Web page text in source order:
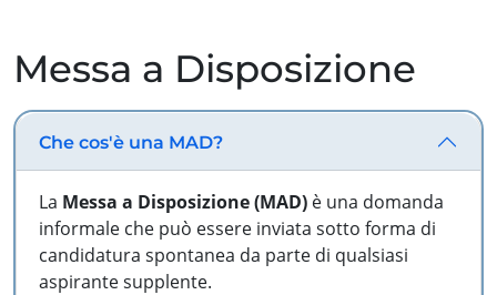
Messa a Disposizione
Che cos'è una MAD?
La Messa a Disposizione (MAD) è una domanda
informale che può essere inviata sotto forma di
candidatura spontanea da parte di qualsiasi
aspirante supplente.